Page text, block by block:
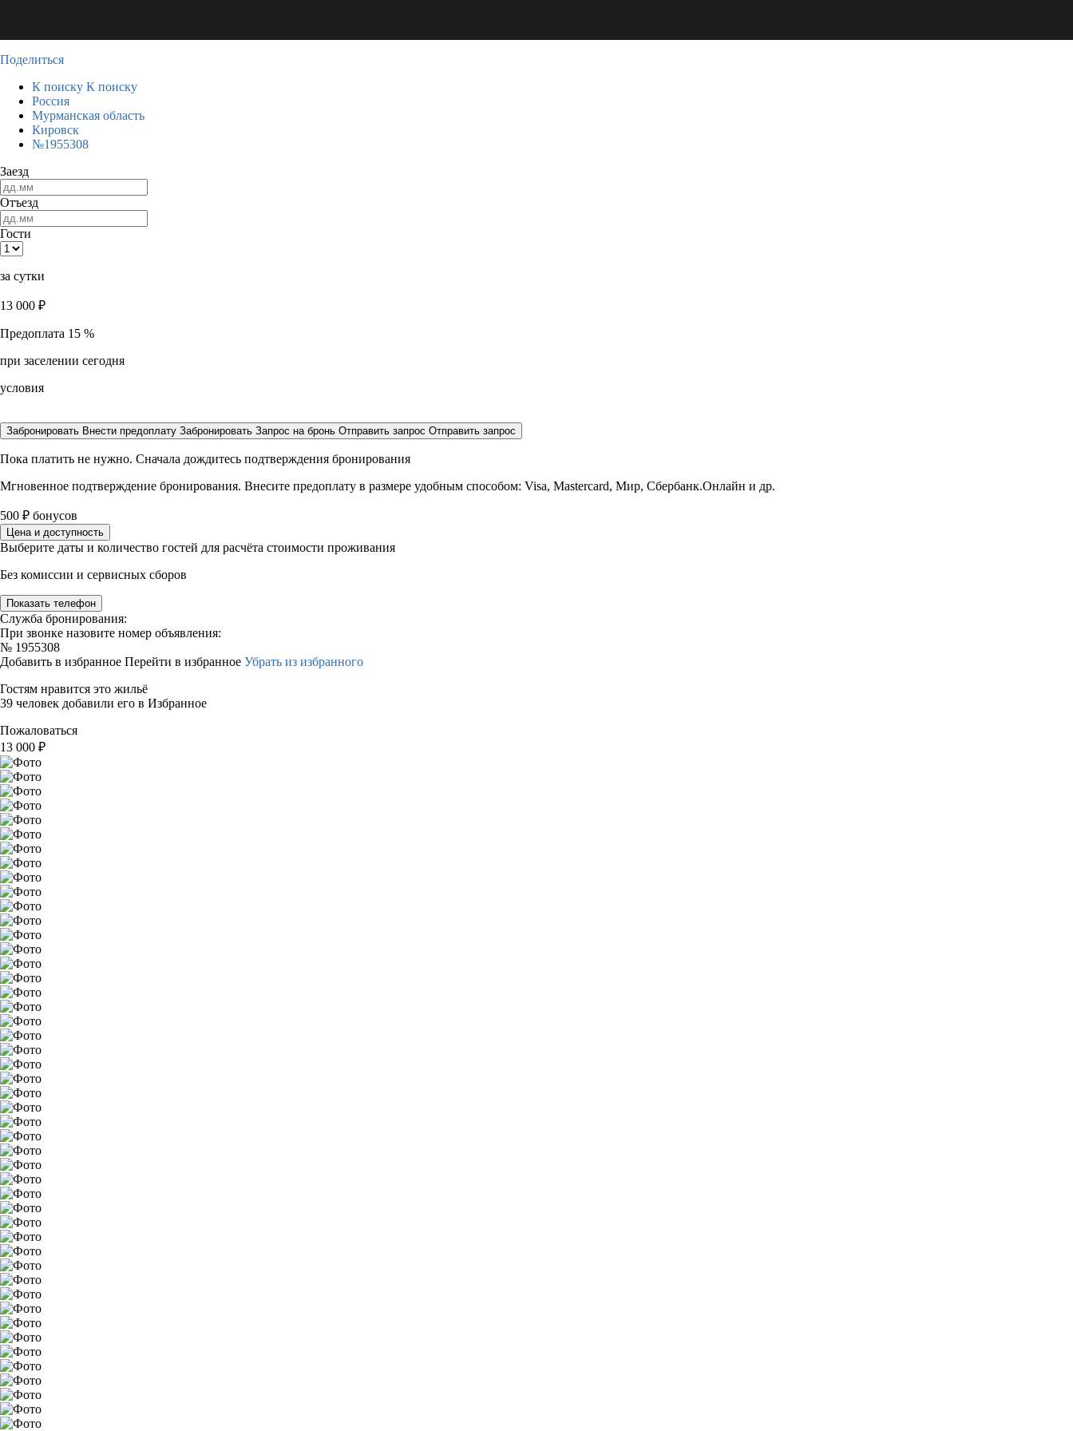
Поделиться
К поиску К поиску
Россия
Мурманская область
Кировск
№1955308
Заезд
Отъезд
Гости
за сутки
13 000 ₽
Предоплата 15 %
при заселении сегодня
условия
Забронировать Внести предоплату Забронировать Запрос на бронь Отправить запрос Отправить запрос
Пока платить не нужно. Сначала дождитесь подтверждения бронирования
Мгновенное подтверждение бронирования. Внесите предоплату в размере удобным способом: Visa, Mastercard, Мир, Сбербанк.Онлайн и др.
500 ₽ бонусов
Цена и доступность
Выберите даты и количество гостей для расчёта стоимости проживания
Без комиссии и сервисных сборов
Показать телефон
Служба бронирования:
При звонке назовите номер объявления:
№ 1955308
Добавить в избранное Перейти в избранное Убрать из избранного
Гостям нравится это жильё
39 человек добавили его в Избранное
Пожаловаться
13 000 ₽